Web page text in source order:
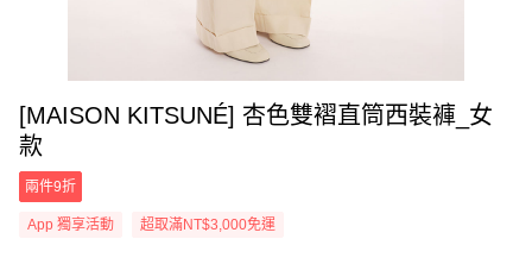
[MAISON KITSUNÉ] 杏色雙褶直筒西裝褲_女
款
兩件9折
App 獨享活動 超取滿NT$3,000免運